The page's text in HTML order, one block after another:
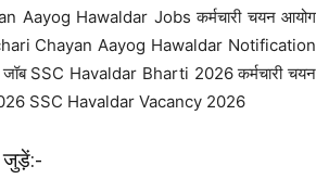
Aayog Hawaldar Jobs कर्मचारी चयन आयोग
Chayan Aayog Hawaldar Notification
जॉब SSC Havaldar Bharti 2026 कर्मचारी चयन
SSC Havaldar Vacancy 2026
जुड़ें:-